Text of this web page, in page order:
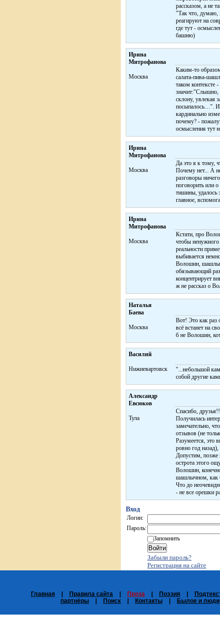
рассказом, а не
"Так что, думаю,
реагируют на
где тут -
башню)
Ирина
Митрофанова
Москва
Каким-то
салата-пива-
таком контексте
значит:"Слышно,
склону, увлекая
посыпалось…". И
кардинально
почему? -
осмысления тут
Ирина
Митрофанова
Москва
Да это я к тому,
Почему нет... А
разговоры
поговорить или
тишины, удалось
главное,
Ирина
Митрофанова
Москва
Кстати, про
чтобы ненужного
реальности
выбивается
Волошин,
обязывающий
концентрирует
ж не рассказ о
Наталья
Баева
Москва
Вот! Это как раз
всё встанет на
б не Волошин,
Василий
Нижневартовск
"...небольшой
собой другие
Александр
Евсюков
Тула
Спасибо, друзья!!
Получилась
замечательно,
отзывов (не
Разумеется, это
ровно год
Допустим, позже
острота этого
Волошин,
шашлычном, как
Что до
- не все орешки
Вход
Логин:
Пароль:
Запомнить
Забыли пароль?
Регистрация на сайте
Главная Правила сайта Проза Поэзия
партнёры
Поиск Контакты Былое и люди